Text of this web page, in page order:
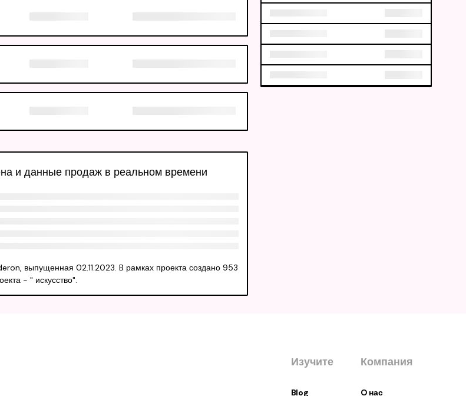
и данные продаж в реальном времени
выпущенная 02.11.2023. B рамках проекта создано 953
- " искусство".
Изучите
Blog
Компания
O нас